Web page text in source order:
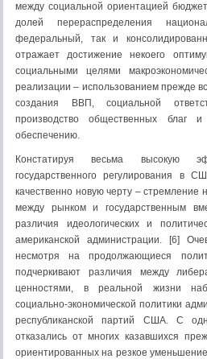
между социальной ориентацией
долей перераспределения
федеральный, так и
отражает достижение некоего
социальными целями
реализации – использованием прежде
создания ВВП, социальной
производство общественных
обеспечению.
Констатируя весьма высокую
государственного регулирования в
качественно новую черту –
между рынком и государственным
различия идеологических и
американской администрации. [6]
несмотря на продолжающиеся
подчеркивают различия между
ценностями, в реальной жизни
социально-экономической политики
республиканской партий США. С
отказались от многих казавшихся
ориентированных на резкое